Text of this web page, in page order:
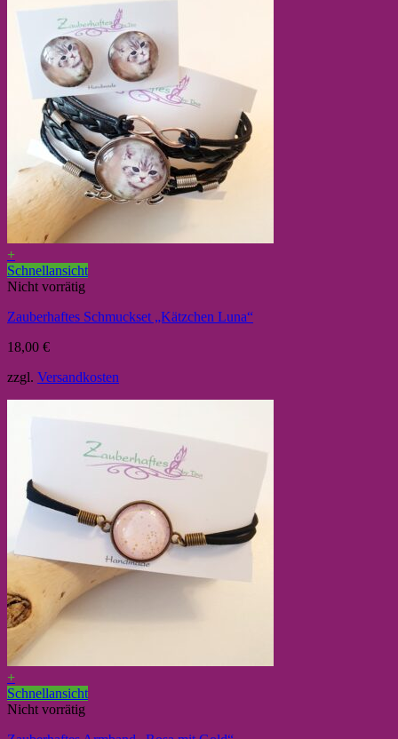
+
Schnellansicht
Nicht vorrätig
Zauberhaftes Schmuckset „Kätzchen Luna“
18,00 €
zzgl. Versandkosten
+
Schnellansicht
Nicht vorrätig